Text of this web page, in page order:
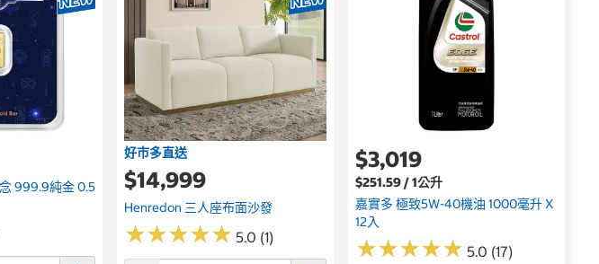
999.9純金 0.5
好市多直送
$14,999
Henredon 三人座布面沙發
★★★★★
★★★★★ 5.0 (1)
$3,019
$251.59 / 1公升
嘉實多 極致5W-40機油 1000毫升 X
12入
★★★★★
★★★★★ 5.0 (17)